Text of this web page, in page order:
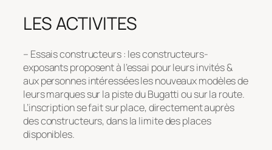
LES ACTIVITES
– Essais constructeurs : les constructeurs-
exposants proposent à l’essai pour leurs invités &
aux personnes intéressées les nouveaux modèles de
leurs marques sur la piste du Bugatti ou sur la route.
L’inscription se fait sur place, directement auprès
des constructeurs, dans la limite des places
disponibles.